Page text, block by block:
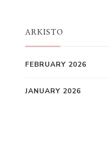
ARKISTO
FEBRUARY 2026
JANUARY 2026